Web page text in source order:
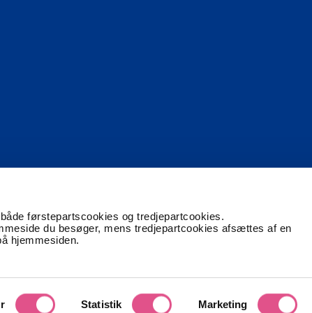
førstepartscookies og tredjepartcookies.
du besøger, mens tredjepartcookies afsættes af en
hjemmesiden.
Statistik Marketing